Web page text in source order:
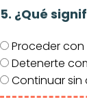
5. ¿Qué
Proceder
Detenerte
Continuar sin